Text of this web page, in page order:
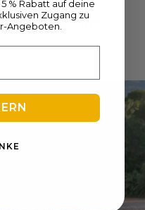
deine
ohne sich um
% Rabatt auf deine
Zugang zu
Angeboten.